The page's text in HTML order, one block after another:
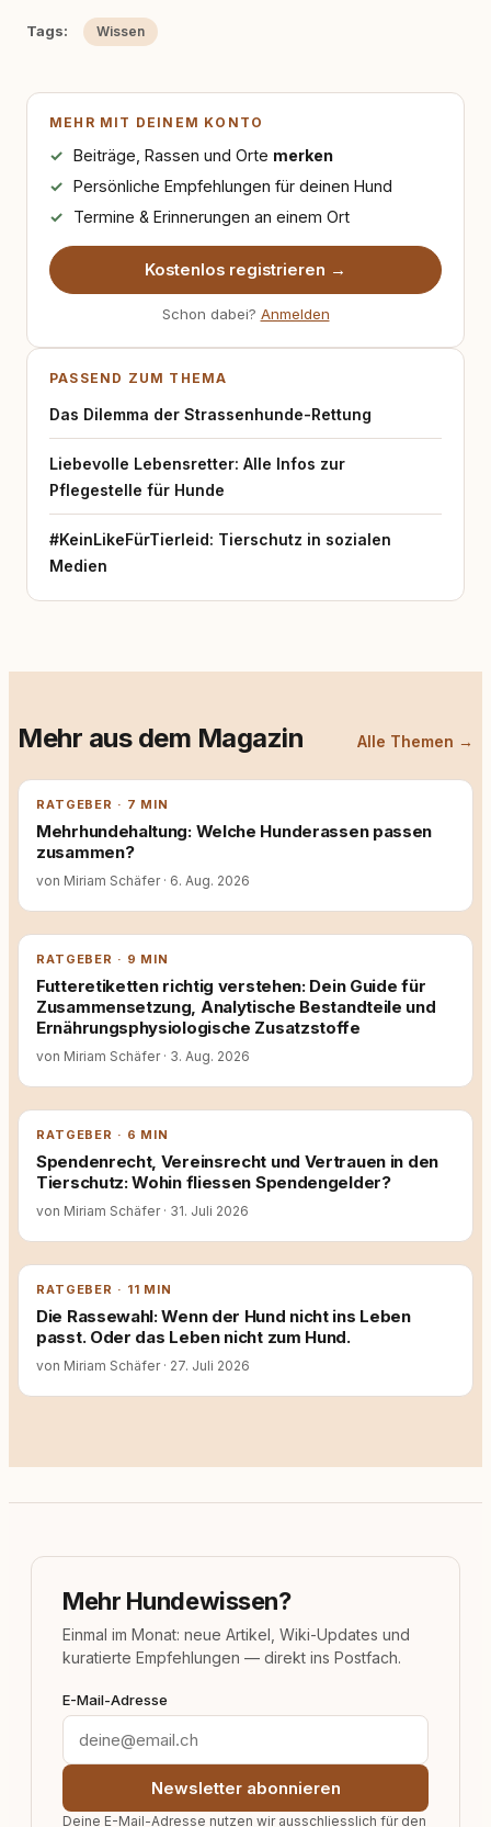
Tags: Wissen
MEHR MIT DEINEM KONTO
Beiträge, Rassen und Orte merken
Persönliche Empfehlungen für deinen Hund
Termine & Erinnerungen an einem Ort
Kostenlos registrieren →
Schon dabei? Anmelden
PASSEND ZUM THEMA
Das Dilemma der Strassenhunde-Rettung
Liebevolle Lebensretter: Alle Infos zur
Pflegestelle für Hunde
#KeinLikeFürTierleid: Tierschutz in sozialen
Medien
Mehr aus dem Magazin Alle Themen →
RATGEBER · 7 MIN
Mehrhundehaltung: Welche Hunderassen passen
zusammen?
von Miriam Schäfer · 6. Aug. 2026
RATGEBER · 9 MIN
Futteretiketten richtig verstehen: Dein Guide für
Zusammensetzung, Analytische Bestandteile und
Ernährungsphysiologische Zusatzstoffe
von Miriam Schäfer · 3. Aug. 2026
RATGEBER · 6 MIN
Spendenrecht, Vereinsrecht und Vertrauen in den
Tierschutz: Wohin fliessen Spendengelder?
von Miriam Schäfer · 31. Juli 2026
RATGEBER · 11 MIN
Die Rassewahl: Wenn der Hund nicht ins Leben
passt. Oder das Leben nicht zum Hund.
von Miriam Schäfer · 27. Juli 2026
Mehr Hundewissen?
Einmal im Monat: neue Artikel, Wiki-Updates und
kuratierte Empfehlungen — direkt ins Postfach.
E-Mail-Adresse
Newsletter abonnieren
Deine E-Mail-Adresse nutzen wir ausschliesslich für den